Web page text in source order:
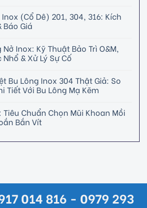
(Cổ Dê) 201, 304, 316: Kích
Báo Giá
Nở Inox: Kỹ Thuật Bảo Trì O&M,
Nhổ & Xử Lý Sự Cố
Bu Lông Inox 304 Thật Giả: So
Tiết Với Bu Lông Mạ Kẽm
Tiêu Chuẩn Chọn Mũi Khoan Mồi
Bắn Vít
014 816 - 0979 293